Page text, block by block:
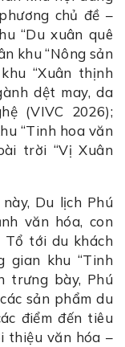
chủ đề –
“Du xuân quê
khu “Nông sản
“Xuân thịnh
dệt may, da
(VIVC 2026);
“Tinh hoa văn
trời “Vị Xuân
Du lịch Phú
văn hóa, con
Tổ tới du khách
gian khu “Tinh
trưng bày, Phú
sản phẩm du
điểm đến tiêu
thiệu văn hóa –